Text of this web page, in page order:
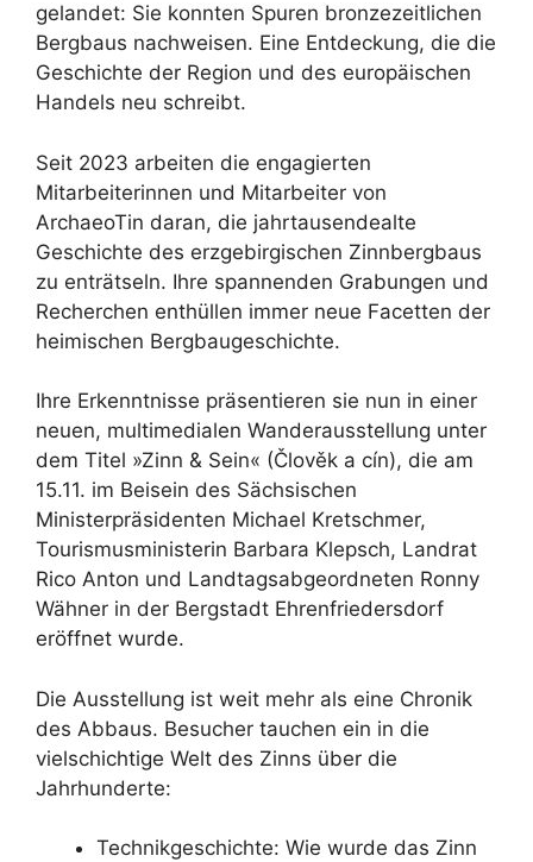
gelandet: Sie konnten Spuren bronzezeitlichen
Bergbaus nachweisen. Eine Entdeckung, die die
Geschichte der Region und des europäischen
Handels neu schreibt.
Seit 2023 arbeiten die engagierten
Mitarbeiterinnen und Mitarbeiter von
ArchaeoTin daran, die jahrtausendealte
Geschichte des erzgebirgischen Zinnbergbaus
zu enträtseln. Ihre spannenden Grabungen und
Recherchen enthüllen immer neue Facetten der
heimischen Bergbaugeschichte.
Ihre Erkenntnisse präsentieren sie nun in einer
neuen, multimedialen Wanderausstellung unter
dem Titel »Zinn & Sein« (Člověk a cín), die am
15.11. im Beisein des Sächsischen
Ministerpräsidenten Michael Kretschmer,
Tourismusministerin Barbara Klepsch, Landrat
Rico Anton und Landtagsabgeordneten Ronny
Wähner in der Bergstadt Ehrenfriedersdorf
eröffnet wurde.
Die Ausstellung ist weit mehr als eine Chronik
des Abbaus. Besucher tauchen ein in die
vielschichtige Welt des Zinns über die
Jahrhunderte:
Technikgeschichte: Wie wurde das Zinn